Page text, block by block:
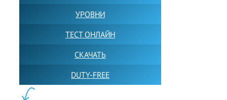
УРОВНИ
ТЕСТ ОНЛАЙН
СКАЧАТЬ
DUTY-FREE